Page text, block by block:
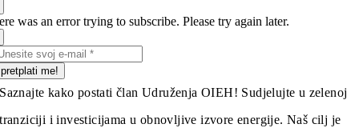
was an error trying to subscribe. Please try again later.
pretplati me!
Saznajte kako postati član Udruženja OIEH! Sudjelujte u zelenoj
tranziciji i investicijama u obnovljive izvore energije. Naš cilj je